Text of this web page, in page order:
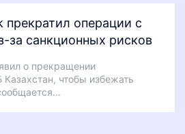
прекратил операции с
за санкционных рисков
о прекращении
Казахстан, чтобы избежать